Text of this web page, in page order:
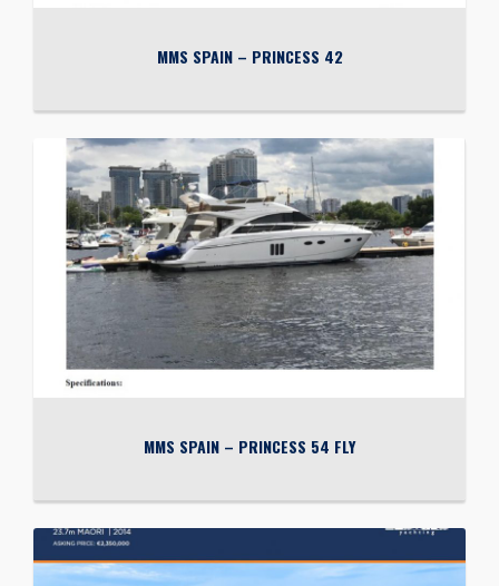
MMS SPAIN – PRINCESS 42
MMS SPAIN – PRINCESS 54 FLY